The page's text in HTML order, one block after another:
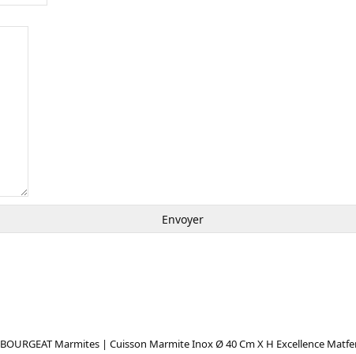
BOURGEAT Marmites | Cuisson Marmite Inox Ø 40 Cm X H Excellence